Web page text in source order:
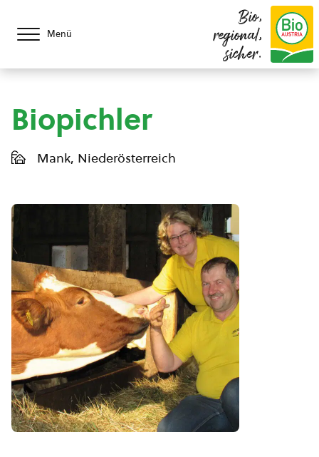
Menü
Bio,
regional,
sicher.
Biopichler
Mank, Niederösterreich